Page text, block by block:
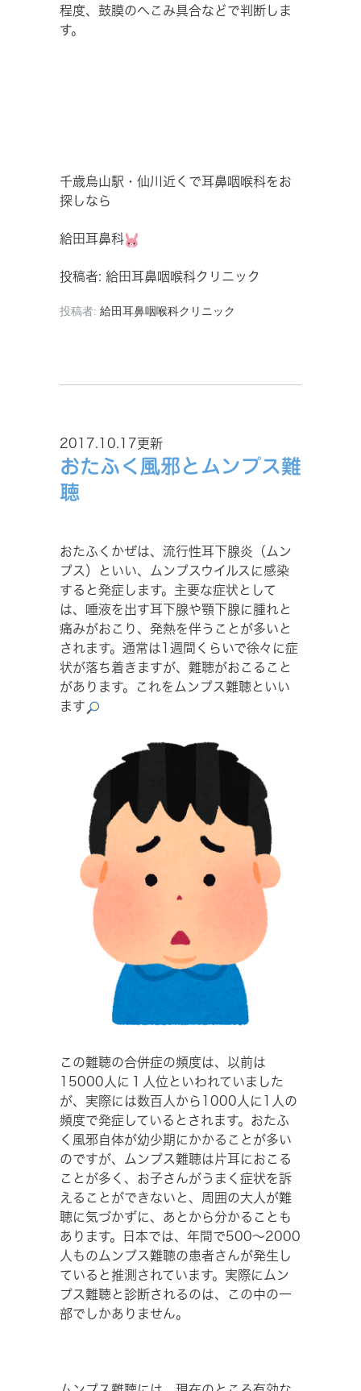
程度、鼓膜のへこみ具合などで判断しま
す。
千歳烏山駅・仙川近くで耳鼻咽喉科をお
探しなら
給田耳鼻科
投稿者: 給田耳鼻咽喉科クリニック
投稿者: 給田耳鼻咽喉科クリニック
2017.10.17更新
おたふく風邪とムンプス難
聴
おたふくかぜは、流行性耳下腺炎（ムン
プス）といい、ムンプスウイルスに感染
すると発症します。主要な症状として
は、唾液を出す耳下腺や顎下腺に腫れと
痛みがおこり、発熱を伴うことが多いと
されます。通常は1週間くらいで徐々に症
状が落ち着きますが、難聴がおこること
があります。これをムンプス難聴といい
ます
この難聴の合併症の頻度は、以前は
15000人に１人位といわれていました
が、実際には数百人から1000人に1人の
頻度で発症しているとされます。おたふ
く風邪自体が幼少期にかかることが多い
のですが、ムンプス難聴は片耳におこる
ことが多く、お子さんがうまく症状を訴
えることができないと、周囲の大人が難
聴に気づかずに、あとから分かることも
あります。日本では、年間で500～2000
人ものムンプス難聴の患者さんが発生し
ていると推測されています。実際にムン
プス難聴と診断されるのは、この中の一
部でしかありません。